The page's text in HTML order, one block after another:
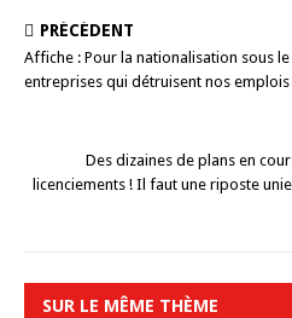
PRÉCÉDENT
Affiche : Pour la nationalisation sous
entreprises qui détruisent nos emplois
Des dizaines de plans en
licenciements ! Il faut une riposte
SUR LE MÊME THÈME